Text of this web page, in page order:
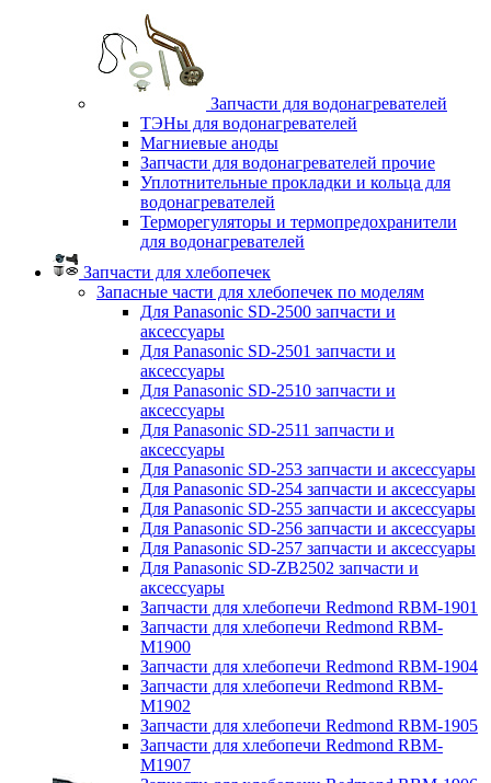
Запчасти для водонагревателей
ТЭНы для водонагревателей
Магниевые аноды
Запчасти для водонагревателей прочие
Уплотнительные прокладки и кольца для
водонагревателей
Терморегуляторы и термопредохранители
для водонагревателей
Запчасти для хлебопечек
Запасные части для хлебопечек по моделям
Для Panasonic SD-2500 запчасти и
аксессуары
Для Panasonic SD-2501 запчасти и
аксессуары
Для Panasonic SD-2510 запчасти и
аксессуары
Для Panasonic SD-2511 запчасти и
аксессуары
Для Panasonic SD-253 запчасти и аксессуары
Для Panasonic SD-254 запчасти и аксессуары
Для Panasonic SD-255 запчасти и аксессуары
Для Panasonic SD-256 запчасти и аксессуары
Для Panasonic SD-257 запчасти и аксессуары
Для Panasonic SD-ZB2502 запчасти и
аксессуары
Запчасти для хлебопечи Redmond RBM-1901
Запчасти для хлебопечи Redmond RBM-
M1900
Запчасти для хлебопечи Redmond RBM-1904
Запчасти для хлебопечи Redmond RBM-
M1902
Запчасти для хлебопечи Redmond RBM-1905
Запчасти для хлебопечи Redmond RBM-
M1907